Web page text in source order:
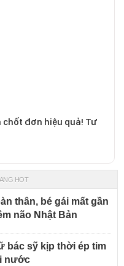
chốt đơn hiệu quả! Tư
HOT
thân, bé gái mất gần
não Nhật Bản
bác sỹ kịp thời ép tim
nước